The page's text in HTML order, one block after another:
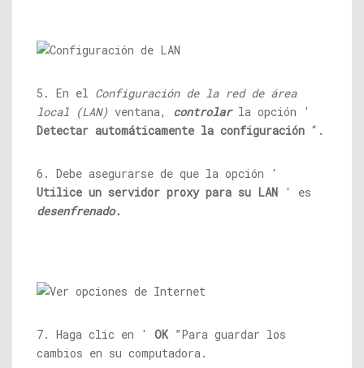
5. En el Configuración de la red de área
local (LAN) ventana, controlar la opción '
Detectar automáticamente la configuración “.
6. Debe asegurarse de que la opción '
Utilice un servidor proxy para su LAN ' es
desenfrenado.
7. Haga clic en ' OK”Para guardar los
cambios en su computadora.